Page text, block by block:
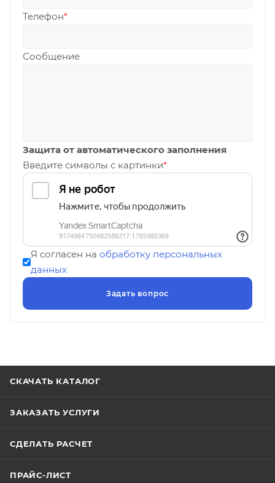
Телефон*
Сообщение
Защита от автоматического заполнения
Введите символы с картинки*
Я согласен на обработку персональных
данных
СКАЧАТЬ КАТАЛОГ
ЗАКАЗАТЬ УСЛУГИ
СДЕЛАТЬ РАСЧЕТ
ПРАЙС-ЛИСТ